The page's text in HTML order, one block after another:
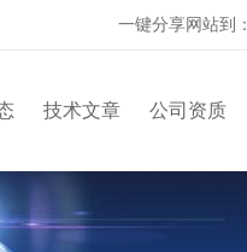
一键分享网站到：
技术文章 公司资质